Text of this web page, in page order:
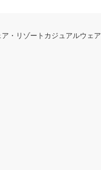
・リゾートカジュアルウェア